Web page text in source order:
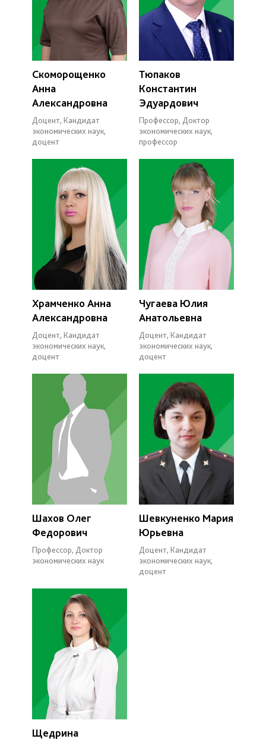
Скоморощенко
Анна
Александровна
Доцент, Кандидат
экономических наук,
доцент
Тюпаков
Константин
Эдуардович
Профессор, Доктор
экономических наук,
профессор
Храмченко Анна
Александровна
Доцент, Кандидат
экономических наук,
доцент
Чугаева Юлия
Анатольевна
Доцент, Кандидат
экономических наук,
доцент
Шахов Олег
Федорович
Профессор, Доктор
экономических наук
Шевкуненко Мария
Юрьевна
Доцент, Кандидат
экономических наук,
доцент
Щедрина